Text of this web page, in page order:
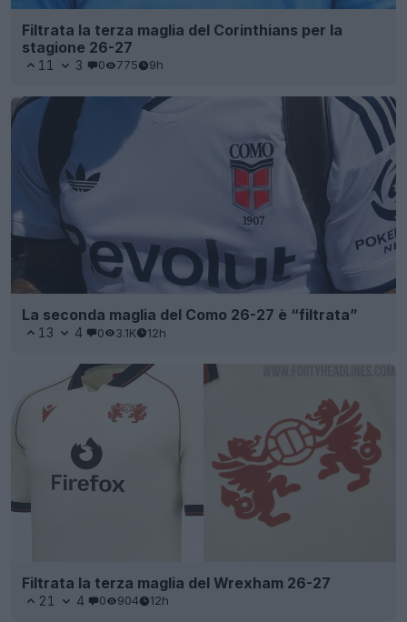
Filtrata la terza maglia del Corinthians per la
stagione 26-27
11 3 0 775 9h
La seconda maglia del Como 26-27 è “filtrata”
13 4 0 3.1K 12h
Filtrata la terza maglia del Wrexham 26-27
21 4 0 904 12h